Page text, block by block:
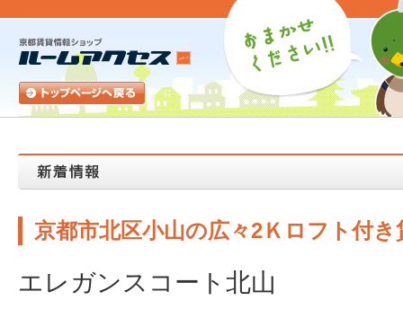
京都市北区小山の広々2Ｋロフト付
エレガンスコート北山